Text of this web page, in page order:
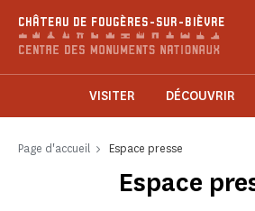
CHÂTEAU DE FOUGÈRES-SUR-BIÈVRE
VISITER DÉCOUVRIR
Page d'accueil Espace presse
Espace